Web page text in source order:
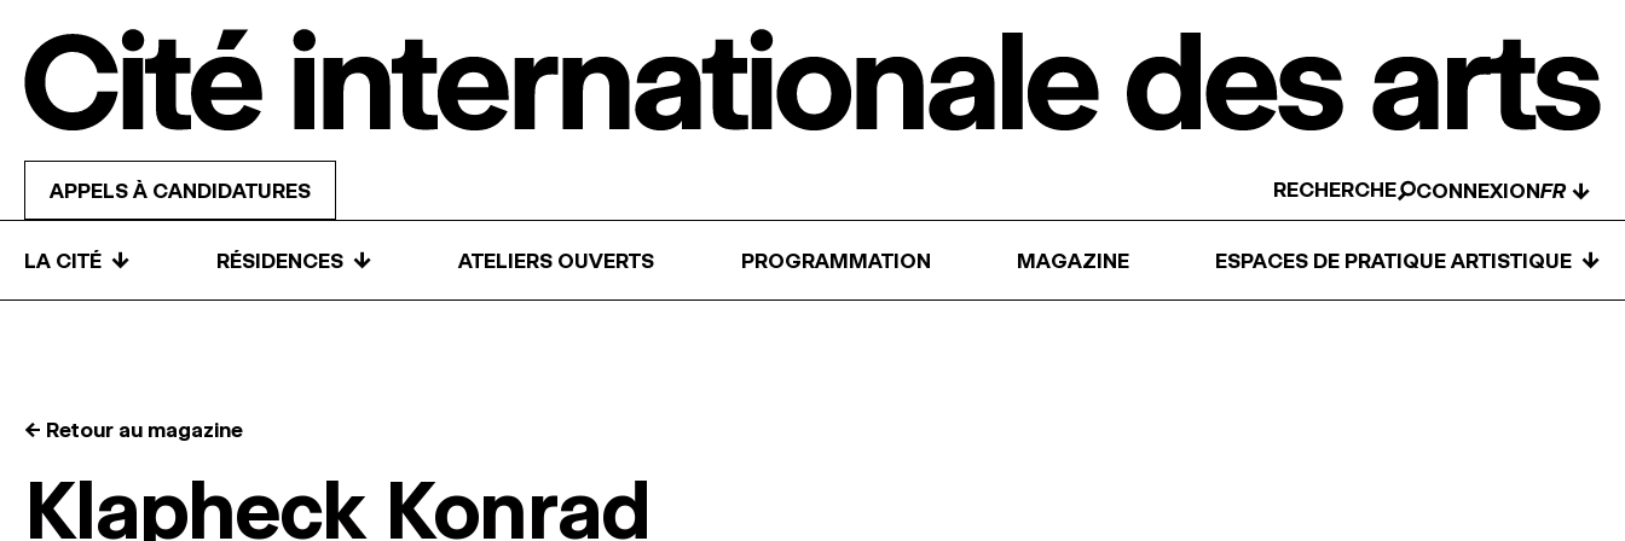
APPELS À CANDIDATURES RECHERCHE CONNEXION ↓
LA CITÉ ↓ RÉSIDENCES ↓ ATELIERS OUVERTS PROGRAMMATION MAGAZINE ESPACES DE PRATIQUE ARTISTIQUE ↓
← Retour au magazine
Klapheck Konrad